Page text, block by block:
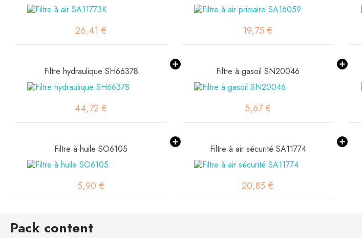
26,41 € 19,75 €
Filtre hydraulique SH66378
44,72 €
Filtre à gasoil SN20046
5,67 €
Filtre à huile SO6105
5,90 €
Filtre à air sécurité SA11774
20,85 €
Pack content